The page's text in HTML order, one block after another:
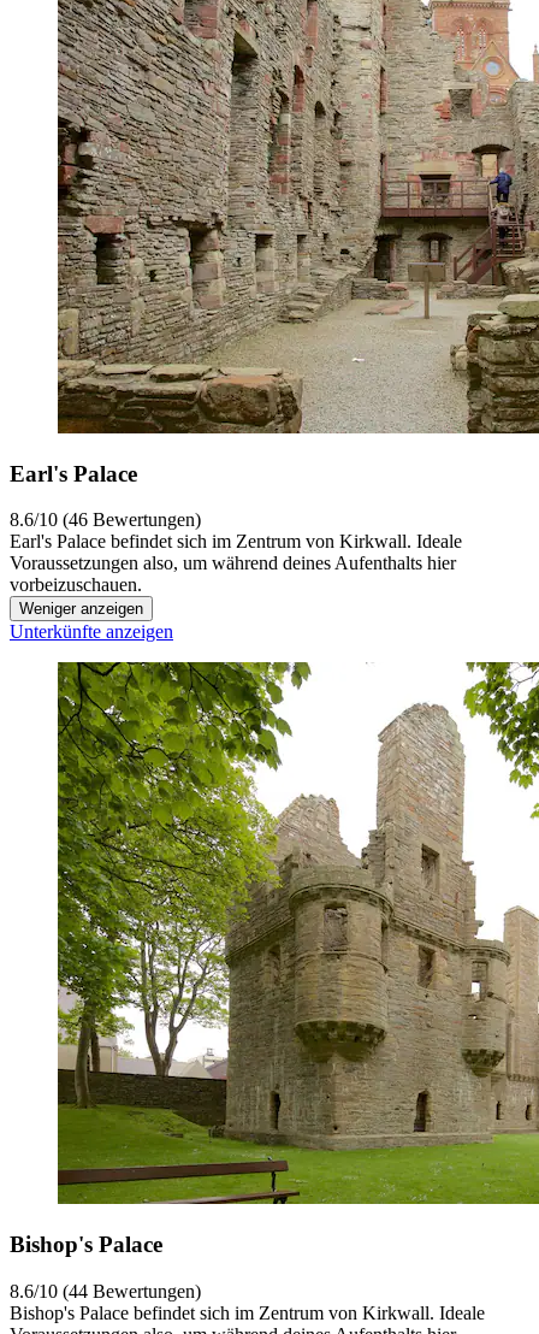
Earl's Palace
8.6/10 (46 Bewertungen)
Earl's Palace befindet sich im Zentrum von Kirkwall. Ideale
Voraussetzungen also, um während deines Aufenthalts hier
vorbeizuschauen.
Weniger anzeigen
Unterkünfte anzeigen
Bishop's Palace
8.6/10 (44 Bewertungen)
Bishop's Palace befindet sich im Zentrum von Kirkwall. Ideale